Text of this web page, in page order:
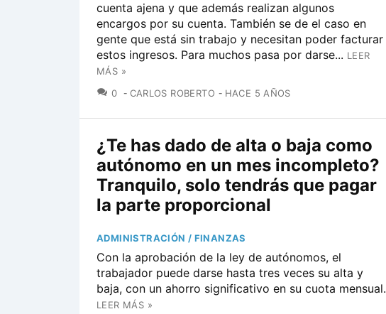
cuenta ajena y que además realizan algunos
encargos por su cuenta. También se de el caso en
gente que está sin trabajo y necesitan poder facturar
estos ingresos. Para muchos pasa por darse... LEER
MÁS »
0 COMENTARIOS
CARLOS ROBERTO HACE 5 AÑOS
¿Te has dado de alta o baja como
autónomo en un mes incompleto?
Tranquilo, solo tendrás que pagar
la parte proporcional
ADMINISTRACIÓN / FINANZAS
Con la aprobación de la ley de autónomos, el
trabajador puede darse hasta tres veces su alta y
baja, con un ahorro significativo en su cuota mensual.
LEER MÁS »